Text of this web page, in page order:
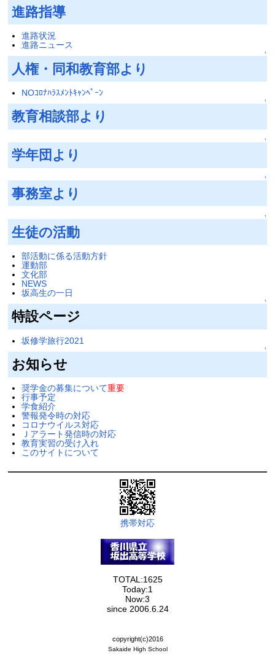
進路指導
進路状況
進路ニュース
↑
人権・同和教育部より
NOｺﾛﾅﾊﾗｽﾒﾝﾄｷｬﾝﾍﾟｰﾝ
↑
教育相談部より
↑
学年団より
↑
事務室より
↑
生徒の活動
部活動に係る活動方針
運動部
文化部
NEWS
坂高生の一日
↑
特設ページ
坂修学旅行2021
↑
お知らせ
奨学金の募集について重要
行事予定
学食紹介
警報発令時の対応
コロナウイルス対応
Ｊアラート発信時の対応
教育実習の受け入れ
このサイトについて
携帯対応
TOTAL:1625
Today:1
Now:3
since 2006.6.24
copyright(c)2016
Sakaide High School